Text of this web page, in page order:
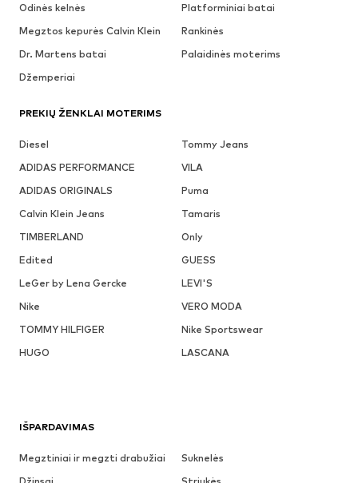
Odinės kelnės
Platforminiai batai
Megztos kepurės Calvin Klein
Rankinės
Dr. Martens batai
Palaidinės moterims
Džemperiai
PREKIŲ ŽENKLAI MOTERIMS
Diesel
Tommy Jeans
ADIDAS PERFORMANCE
VILA
ADIDAS ORIGINALS
Puma
Calvin Klein Jeans
Tamaris
TIMBERLAND
Only
Edited
GUESS
LeGer by Lena Gercke
LEVI'S
Nike
VERO MODA
TOMMY HILFIGER
Nike Sportswear
HUGO
LASCANA
IŠPARDAVIMAS
Megztiniai ir megzti drabužiai
Suknelės